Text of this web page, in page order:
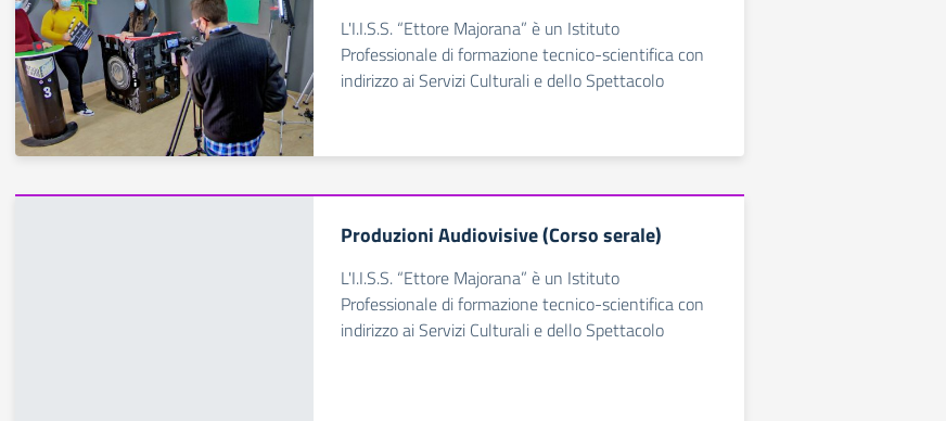
L'I.I.S.S. “Ettore Majorana” è un Istituto
Professionale di formazione tecnico-scientifica con
indirizzo ai Servizi Culturali e dello Spettacolo
Produzioni Audiovisive (Corso serale)
L'I.I.S.S. “Ettore Majorana” è un Istituto
Professionale di formazione tecnico-scientifica con
indirizzo ai Servizi Culturali e dello Spettacolo